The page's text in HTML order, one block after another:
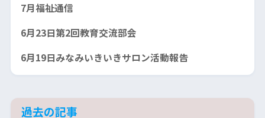
7月福祉通信
6月23日第2回教育交流部会
6月19日みなみいきいきサロン活動報告
過去の記事